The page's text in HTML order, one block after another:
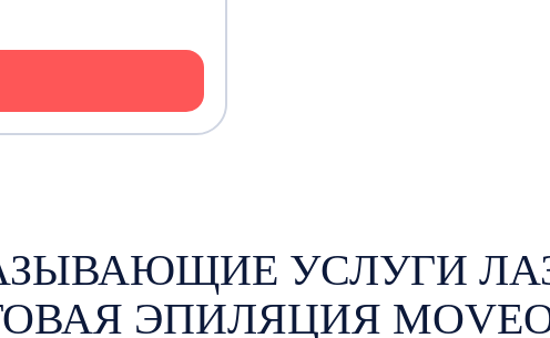
УСЛУГИ
ЭПИЛЯЦИЯ